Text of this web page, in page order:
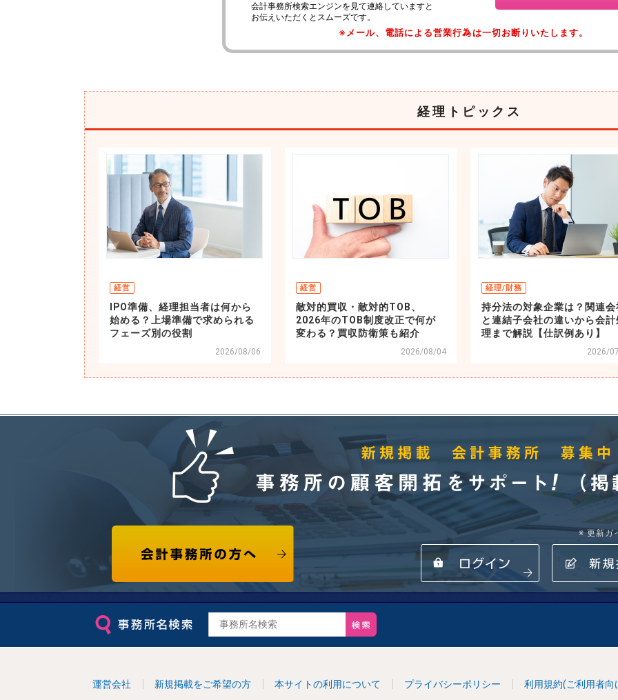
会計事務所検索エンジンを見て連絡していますと
お伝えいただくとスムーズです。
※メール、電話による営業行為は一切お断りいたします。
経理トピックス
経営
2026/08/06
IPO準備、経理担当者は何から
始める？上場準備で求められる
フェーズ別の役割
経営
2026/08/04
敵対的買収・敵対的TOB、
2026年のTOB制度改正で何が
変わる？買収防衛策も紹介
経理/財務
2026/
持分法の対象企業は？関連会
と連結子会社の違いから会計
理まで解説【仕訳例あり】
事務所の顧客開拓をサポート! （掲載・登録無料） 新規掲載 会計事務所
会計事務所の方へ
※ 更新ガ
運営会社 新規掲載をご希望の方 本サイトの利用について プライバシーポリシー 利用規約(ご利用者向